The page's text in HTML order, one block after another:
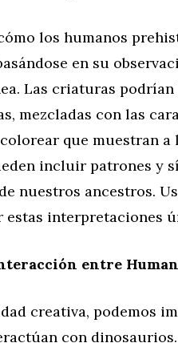
los humanos
en su
Las criaturas
mezcladas con las
que muestran
incluir patrones y
nuestros ancestros.
estas interpretaciones
entre
creativa, podemos
con